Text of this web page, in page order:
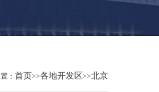
： 首页>>各地开发区>>北京